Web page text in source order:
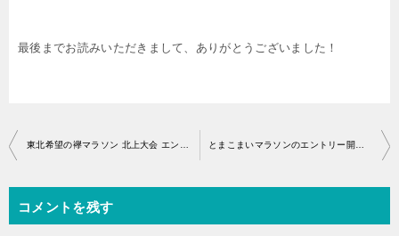
最後までお読みいただきまして、ありがとうございました！
投
稿
ナ
ビコメントを残す